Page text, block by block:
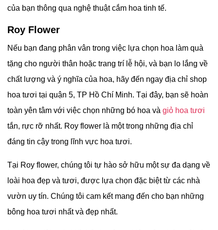
của bạn thông qua nghệ thuật cắm hoa tinh tế.
Roy Flower
Nếu bạn đang phân vân trong việc lựa chọn hoa làm quà
tặng cho người thân hoặc trang trí lễ hội, và bạn lo lắng về
chất lượng và ý nghĩa của hoa, hãy đến ngay địa chỉ shop
hoa tươi tại quận 5, TP Hồ Chí Minh. Tại đây, bạn sẽ hoàn
toàn yên tâm với việc chọn những bó hoa và giỏ hoa tươi
tắn, rực rỡ nhất. Roy flower là một trong những địa chỉ
đáng tin cậy trong lĩnh vực hoa tươi.
Tại Roy flower, chúng tôi tự hào sở hữu một sự đa dạng về
loài hoa đẹp và tươi, được lựa chọn đặc biệt từ các nhà
vườn uy tín. Chúng tôi cam kết mang đến cho bạn những
bông hoa tươi nhất và đẹp nhất.